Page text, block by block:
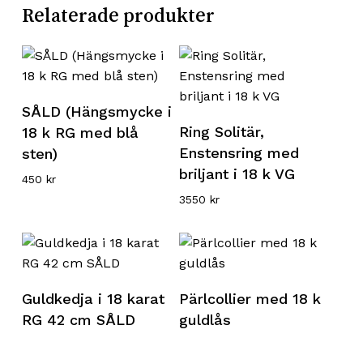
Relaterade produkter
SÅLD (Hängsmycke i
18 k RG med blå
sten)
450 kr
Ring Solitär,
Enstensring med
briljant i 18 k VG
3550kr
Guldkedja i 18 karat
RG 42 cm SÅLD
Pärlcollier med 18 k
guldlås